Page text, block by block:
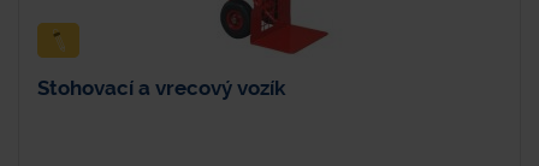
Stohovací a vrecový vozík